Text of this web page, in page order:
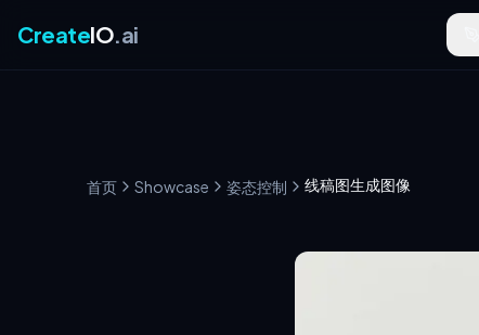
CreateIO.ai
首页 Showcase 姿态控制 线稿图生成图像